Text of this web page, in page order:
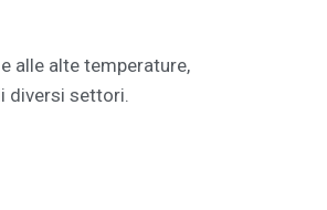
alle alte temperature,
diversi settori.